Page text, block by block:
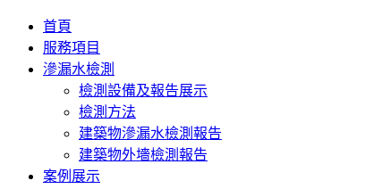
首頁
服務項目
滲漏水檢測
檢測設備及報告展示
檢測方法
建築物滲漏水檢測報告
建築物外墻檢測報告
案例展示